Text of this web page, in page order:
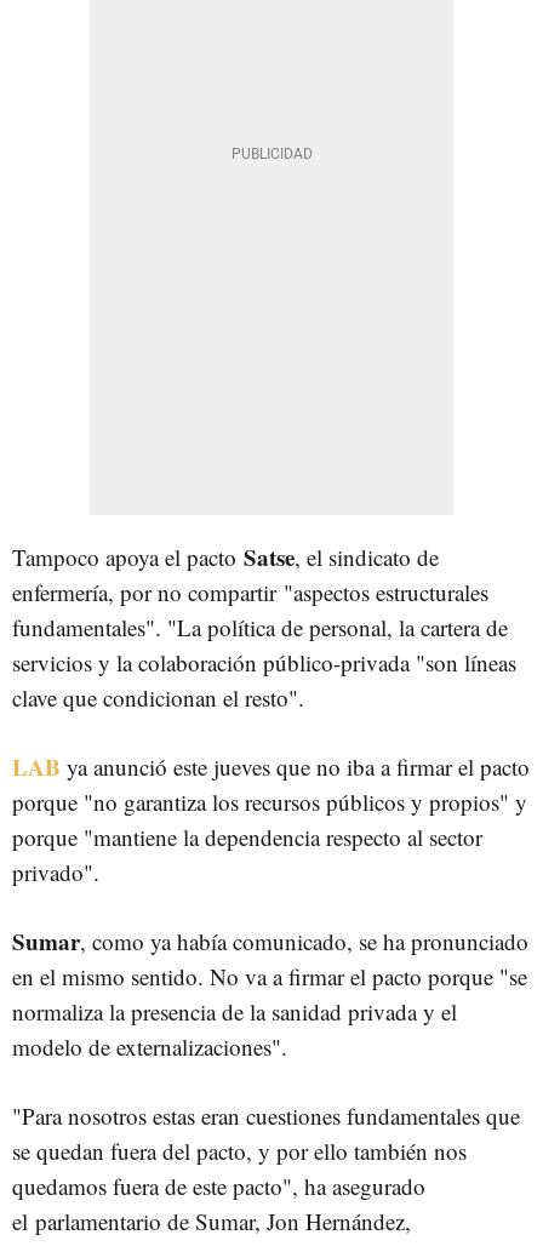
Tampoco apoya el pacto Satse, el sindicato de
enfermería, por no compartir"aspectos estructurales
fundamentales". "La política de personal, la cartera de
servicios y la colaboración público-privada "son líneas
clave que condicionan el resto".
LAB ya anunció este jueves que no iba a firmar el pacto
porque "no garantiza los recursos públicos y propios" y
porque "mantiene la dependencia respecto al sector
privado".
Sumar, como ya había comunicado, se ha pronunciado
en el mismo sentido. No va a firmar el pacto porque "se
normaliza la presencia de la sanidad privada y el
modelo de externalizaciones".
"Para nosotros estas eran cuestiones fundamentales que
se quedan fuera del pacto, y por ello también nos
quedamos fuera de este pacto", ha asegurado
el parlamentario de Sumar, Jon Hernández,